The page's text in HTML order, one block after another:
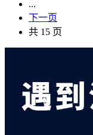
...
下一页
共 15 页